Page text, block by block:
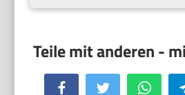
Facebook Twitter